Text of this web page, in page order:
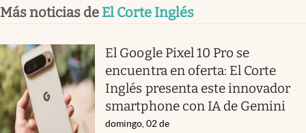
Más noticias de El Corte Inglés
El Google Pixel 10 Pro se
encuentra en oferta: El Corte
Inglés presenta este innovador
smartphone con IA de Gemini
domingo, 02 de